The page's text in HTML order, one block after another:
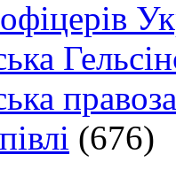
(676)